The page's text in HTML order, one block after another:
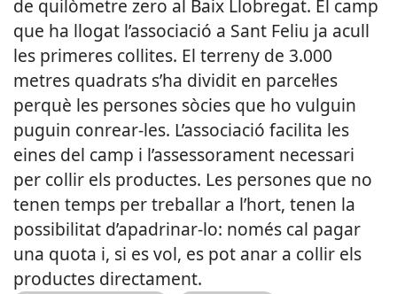
de quilòmetre zero al Baix Llobregat. El camp
que ha llogat l’associació a Sant Feliu ja acull
les primeres collites. El terreny de 3.000
metres quadrats s’ha dividit en parcel·les
perquè les persones sòcies que ho vulguin
puguin conrear-les. L’associació facilita les
eines del camp i l’assessorament necessari
per collir els productes. Les persones que no
tenen temps per treballar a l’hort, tenen la
possibilitat d’apadrinar-lo: només cal pagar
una quota i, si es vol, es pot anar a collir els
productes directament.